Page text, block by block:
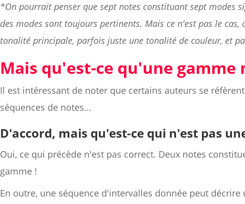
*On pourrait penser que sept notes constituant sept modes
des modes sont toujours pertinents. Mais ce n'est pas le
tonalité principale, parfois juste une tonalité de couleur, et
Mais qu'est-ce qu'une gamme
Il est intéressant de noter que certains auteurs se
séquences de notes...
D'accord, mais qu'est-ce qui n'est pas
Oui, ce qui précède n'est pas correct. Deux notes
gamme !
En outre, une séquence d'intervalles donnée peut décrire